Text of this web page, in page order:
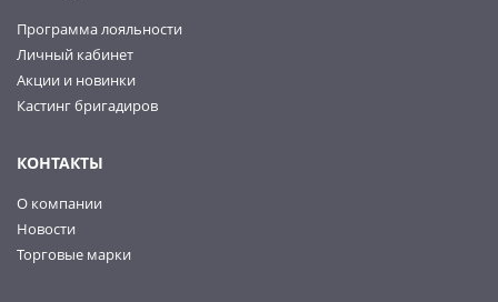
Программа лояльности
Личный кабинет
Акции и новинки
Кастинг бригадиров
КОНТАКТЫ
О компании
Новости
Торговые марки